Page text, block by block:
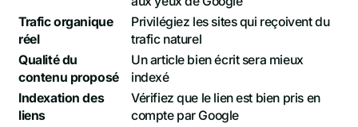
Trafic organique
réel
Privilégiez les sites qui reçoivent du
trafic naturel
Qualité du
contenu proposé
Un article bien écrit sera mieux
indexé
Indexation des
liens
Vérifiez que le lien est bien pris en
compte par Google